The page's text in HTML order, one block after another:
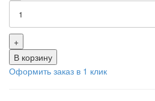
+
В корзину
Оформить заказ в 1 клик